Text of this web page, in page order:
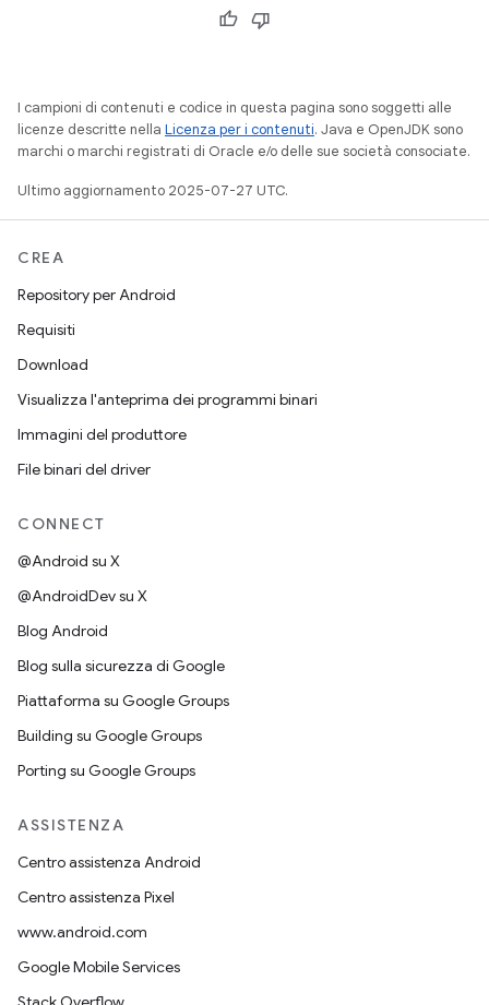
I campioni di contenuti e codice in questa pagina sono soggetti alle
licenze descritte nella Licenza per i contenuti. Java e OpenJDK sono
marchi o marchi registrati di Oracle e/o delle sue società consociate.
Ultimo aggiornamento 2025-07-27 UTC.
CREA
Repository per Android
Requisiti
Download
Visualizza l'anteprima dei programmi binari
Immagini del produttore
File binari del driver
CONNECT
@Android su X
@AndroidDev su X
Blog Android
Blog sulla sicurezza di Google
Piattaforma su Google Groups
Building su Google Groups
Porting su Google Groups
ASSISTENZA
Centro assistenza Android
Centro assistenza Pixel
www.android.com
Google Mobile Services